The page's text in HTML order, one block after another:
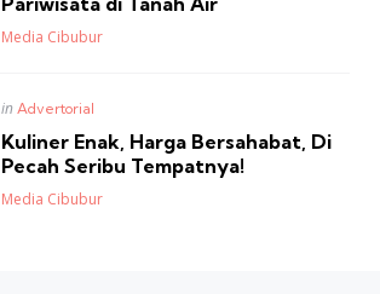
Posted
Media Cibubur
Posted
in Advertorial
Kuliner Enak, Harga Bersahabat, Di
Pecah Seribu Tempatnya!
Posted
Media Cibubur